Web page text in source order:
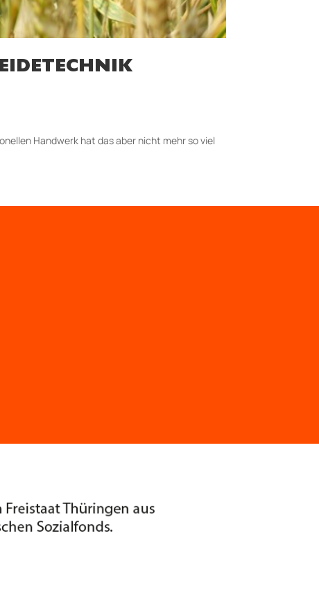
Handwerk hat das aber nicht mehr so viel